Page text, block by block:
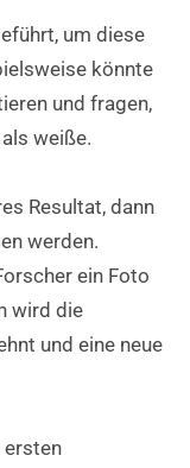
um diese
könnte
und fragen,
weiße.
Resultat, dann
werden.
ein Foto
wird die
und eine neue
ersten